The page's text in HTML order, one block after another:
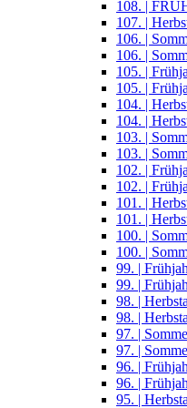
108. |
107. |
106. |
106. |
105. |
105. |
104. |
104. |
103. |
103. |
102. |
102. |
101. |
101. |
100. |
100. |
99. |
99. |
98. |
98. |
97. |
97. |
96. |
96. |
95. |